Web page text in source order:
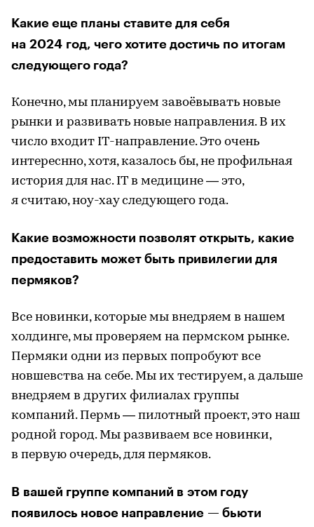
Какие еще планы ставите для себя
на 2024 год, чего хотите достичь по итогам
следующего года?
Конечно, мы планируем завоёвывать новые
рынки и развивать новые направления. В их
число входит IT-направление. Это очень
интереснно, хотя, казалось бы, не профильная
история для нас. IT в медицине — это,
я считаю, ноу-хау следующего года.
Какие возможности позволят открыть, какие
предоставить может быть привилегии для
пермяков?
Все новинки, которые мы внедряем в нашем
холдинге, мы проверяем на пермском рынке.
Пермяки одни из первых попробуют все
новшевства на себе. Мы их тестируем, а дальше
внедряем в других филиалах группы
компаний. Пермь — пилотный проект, это наш
родной город. Мы развиваем все новинки,
в первую очередь, для пермяков.
В вашей группе компаний в этом году
появилось новое направление — бьюти